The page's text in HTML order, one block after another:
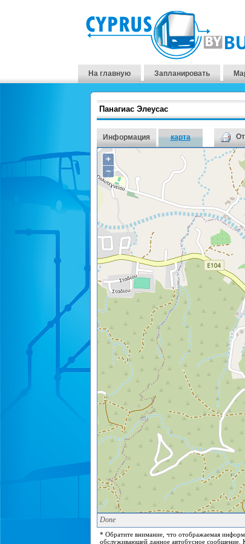
На главную Запланировать
Панагиас Элеусас
Информация карта
+
−
Done
* Обратите внимание, что отображаемая
обслуживающей данное автобусное сообщение.